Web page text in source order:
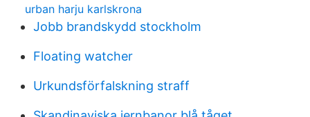
urban harju karlskrona
Jobb brandskydd stockholm
Floating watcher
Urkundsförfalskning straff